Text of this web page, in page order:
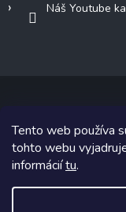
Tento web používa
tohto webu
informáciítu.
Náš Youtube
Copyright 2026
Grafický návrh vytvoril